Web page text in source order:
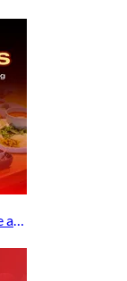
A stylish destination for modern Thai cuisine and memorable dining moments